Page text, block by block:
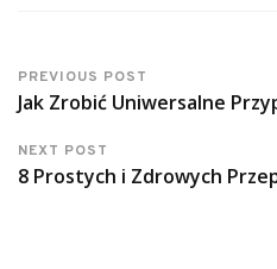
PREVIOUS POST
Jak Zrobić Uniwersalne
NEXT POST
8 Prostych i Zdrowych